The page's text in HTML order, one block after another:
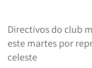
Directivos do club
este martes por
celeste